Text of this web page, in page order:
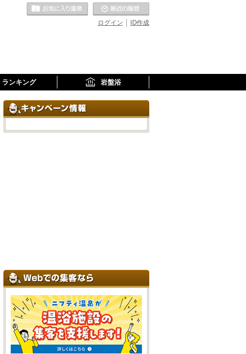
ID作成
ログイン
お気に入りの温泉
ランキング 岩盤浴